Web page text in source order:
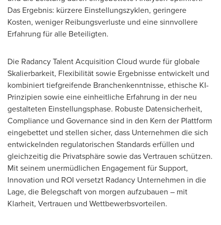
Das Ergebnis: kürzere Einstellungszyklen, geringere
Kosten, weniger Reibungsverluste und eine sinnvollere
Erfahrung für alle Beteiligten.
Die Radancy Talent Acquisition Cloud wurde für globale
Skalierbarkeit, Flexibilität sowie Ergebnisse entwickelt und
kombiniert tiefgreifende Branchenkenntnisse, ethische KI-
Prinzipien sowie eine einheitliche Erfahrung in der neu
gestalteten Einstellungsphase. Robuste Datensicherheit,
Compliance und Governance sind in den Kern der Plattform
eingebettet und stellen sicher, dass Unternehmen die sich
entwickelnden regulatorischen Standards erfüllen und
gleichzeitig die Privatsphäre sowie das Vertrauen schützen.
Mit seinem unermüdlichen Engagement für Support,
Innovation und ROI versetzt Radancy Unternehmen in die
Lage, die Belegschaft von morgen aufzubauen – mit
Klarheit, Vertrauen und Wettbewerbsvorteilen.